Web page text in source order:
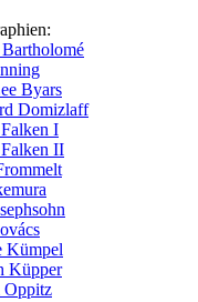
Byars
Domizlaff
I
II
Kümpel
Küpper
Oppitz